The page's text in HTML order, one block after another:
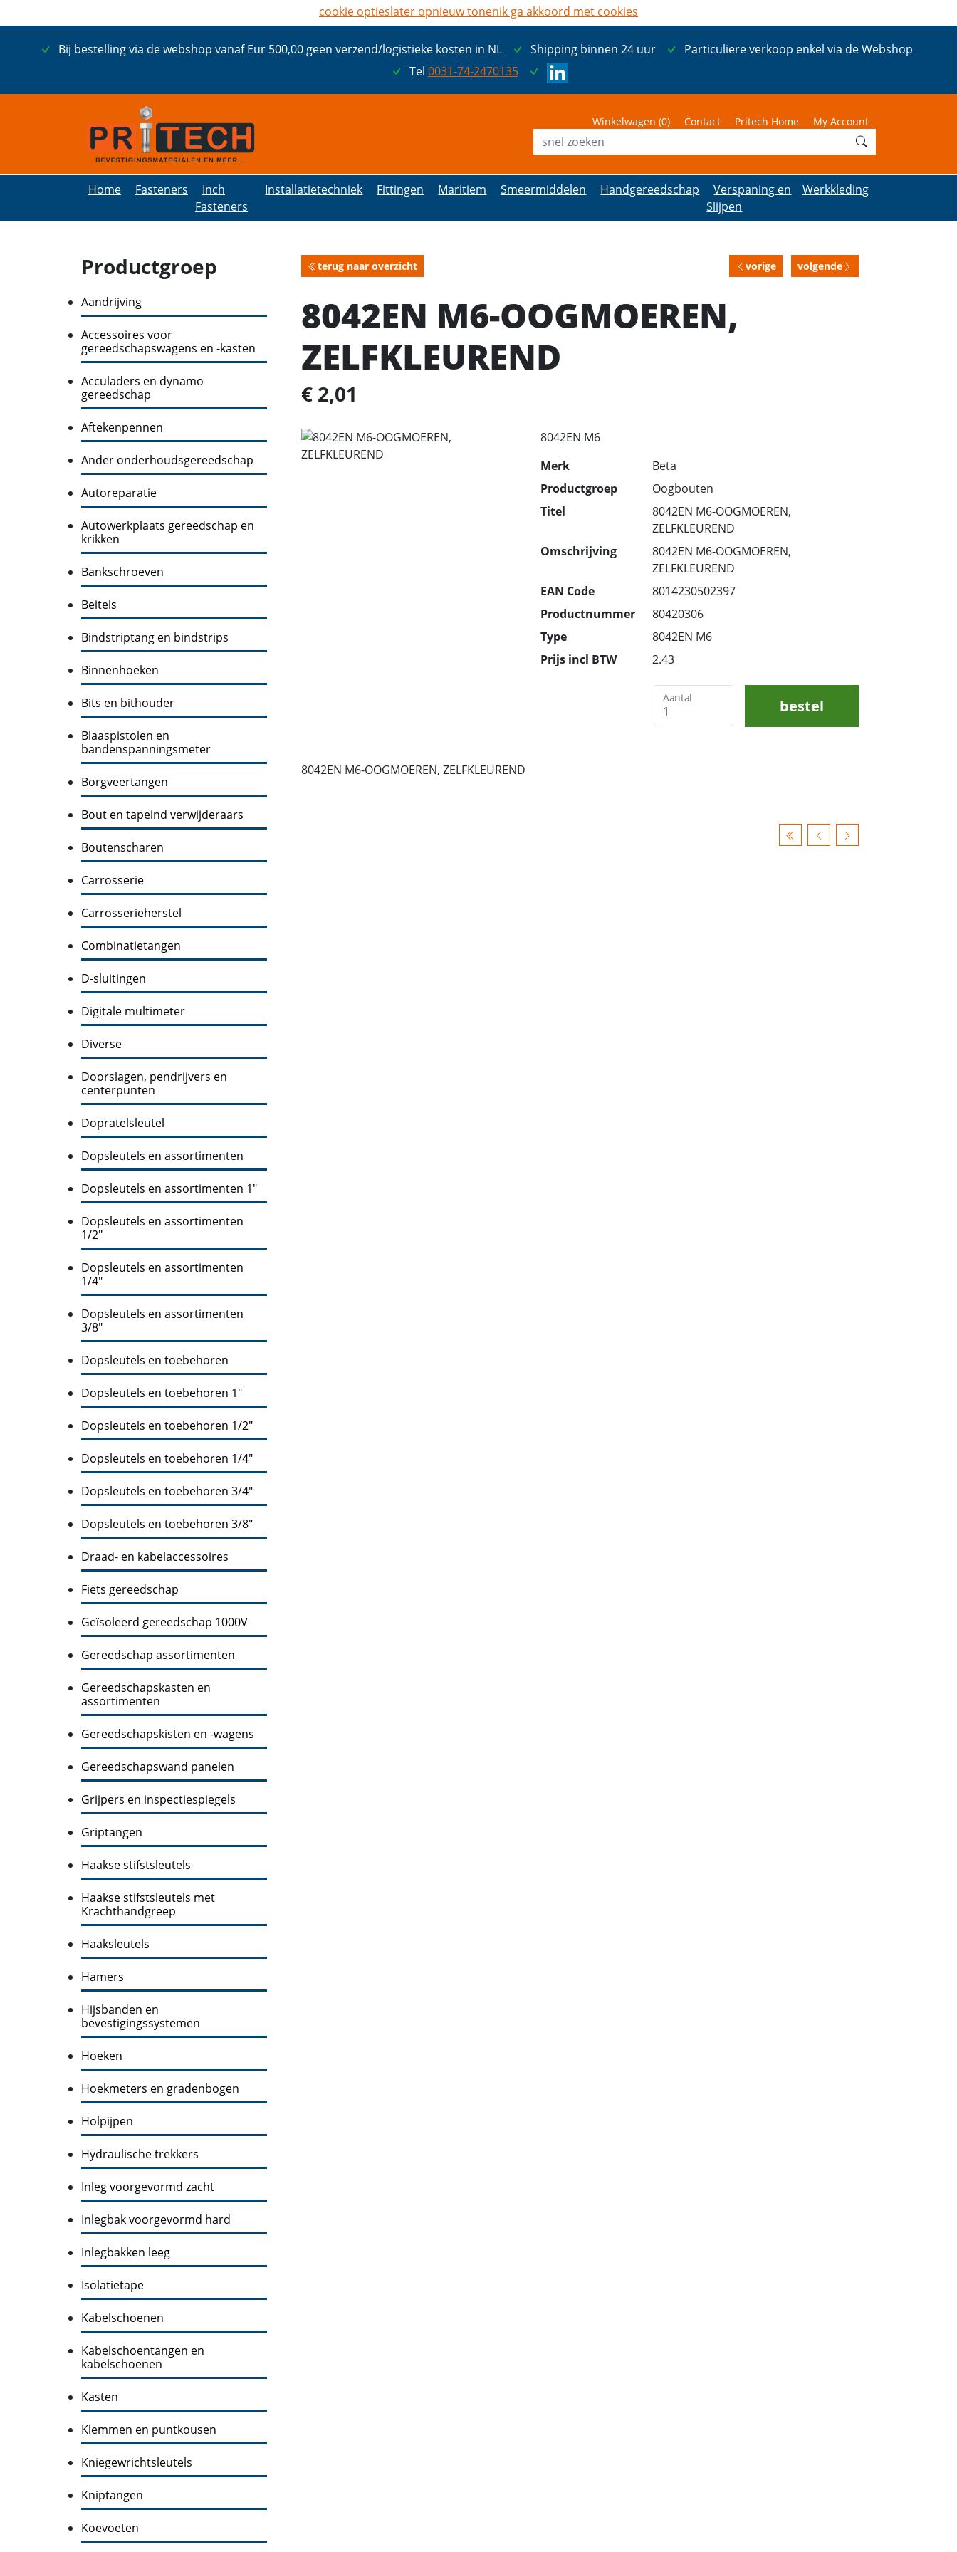
Bij bestelling via de webshop vanaf Eur 500,00 geen verzend/logistieke kosten in NL Shipping binnen 24 uur
Particuliere verkoop enkel via de Webshop
Tel 0031-74-2470135
Winkelwagen (0) Contact Pritech Home My Account
Home Fasteners
Inch
Fasteners
Installatietechniek Fittingen Maritiem Smeermiddelen Handgereedschap
Verspaning en
Slijpen
Werkkleding
Productgroep
Aandrijving
Accessoires voor
gereedschapswagens en -kasten
Acculaders en dynamo
gereedschap
Aftekenpennen
Ander onderhoudsgereedschap
Autoreparatie
Autowerkplaats gereedschap en
krikken
Bankschroeven
Beitels
Bindstriptang en bindstrips
Binnenhoeken
Bits en bithouder
Blaaspistolen en
bandenspanningsmeter
Borgveertangen
Bout en tapeind verwijderaars
Boutenscharen
Carrosserie
Carrosserieherstel
Combinatietangen
D-sluitingen
Digitale multimeter
Diverse
Doorslagen, pendrijvers en
centerpunten
Dopratelsleutel
Dopsleutels en assortimenten
Dopsleutels en assortimenten 1"
Dopsleutels en assortimenten
1/2"
Dopsleutels en assortimenten
1/4"
Dopsleutels en assortimenten
3/8"
Dopsleutels en toebehoren
Dopsleutels en toebehoren 1"
Dopsleutels en toebehoren 1/2"
Dopsleutels en toebehoren 1/4"
Dopsleutels en toebehoren 3/4"
Dopsleutels en toebehoren 3/8"
Draad- en kabelaccessoires
Fiets gereedschap
Geïsoleerd gereedschap 1000V
Gereedschap assortimenten
Gereedschapskasten en
assortimenten
Gereedschapskisten en -wagens
Gereedschapswand panelen
Grijpers en inspectiespiegels
Griptangen
Haakse stifstsleutels
Haakse stifstsleutels met
Krachthandgreep
Haaksleutels
Hamers
Hijsbanden en
bevestigingssystemen
Hoeken
Hoekmeters en gradenbogen
Holpijpen
Hydraulische trekkers
Inleg voorgevormd zacht
Inlegbak voorgevormd hard
Inlegbakken leeg
Isolatietape
Kabelschoenen
Kabelschoentangen en
kabelschoenen
Kasten
Klemmen en puntkousen
Kniegewrichtsleutels
Kniptangen
Koevoeten
terug naar overzicht vorige volgende
8042EN M6-OOGMOEREN,
ZELFKLEUREND
€ 2,01
8042EN M6
Merk
Beta
Productgroep
Oogbouten
Titel
8042EN M6-OOGMOEREN,
ZELFKLEUREND
Omschrijving
8042EN M6-OOGMOEREN,
ZELFKLEUREND
EAN Code
8014230502397
Productnummer
80420306
Type
8042EN M6
Prijs incl BTW
2.43
Aantal bestel
8042EN M6-OOGMOEREN, ZELFKLEUREND
cookie optieslater opnieuw tonenik ga akkoord met cookies